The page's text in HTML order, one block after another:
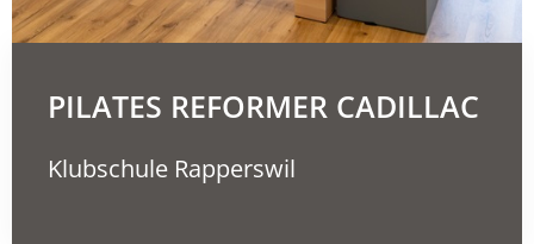
PILATES REFORMER CADILLAC
Klubschule Rapperswil